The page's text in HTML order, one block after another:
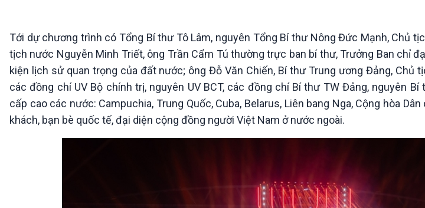
Tài nguyên và Môi trường
Chuyên gia của bạn
Xã hội chuyển động
Bước chân đến trường
khí hậu
E-
VOV1 đặc biệt
Thanh âm ký sự
Chân dung cuộc sống
Tới dự chương trình có Tổng Bí thư Tô Lâm, nguyên Tổng Bí thư Nông Đức Mạnh, Chủ
tịch nước Nguyễn Minh Triết, ông Trần Cẩm Tú thường trực ban bí thư, Trưởng Ban chỉ
kiện lịch sử quan trọng của đất nước; ông Đỗ Văn Chiến, Bí thư Trung ương Đảng, Chủ
các đồng chí UV Bộ chính trị, nguyên UV BCT, các đồng chí Bí thư TW Đảng, nguyên
cấp cao các nước: Campuchia, Trung Quốc, Cuba, Belarus, Liên bang Nga, Cộng hòa
khách, bạn bè quốc tế, đại diện cộng đồng người Việt Nam ở nước ngoài.